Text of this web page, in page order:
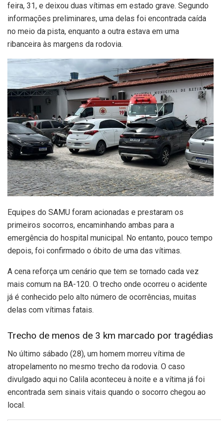
feira, 31, e deixou duas vítimas em estado grave. Segundo
informações preliminares, uma delas foi encontrada caída
no meio da pista, enquanto a outra estava em uma
ribanceira às margens da rodovia.
Equipes do SAMU foram acionadas e prestaram os
primeiros socorros, encaminhando ambas para a
emergência do hospital municipal. No entanto, pouco tempo
depois, foi confirmado o óbito de uma das vítimas.
A cena reforça um cenário que tem se tornado cada vez
mais comum na BA-120. O trecho onde ocorreu o acidente
já é conhecido pelo alto número de ocorrências, muitas
delas com vítimas fatais.
Trecho de menos de 3 km marcado por tragédias
No último sábado (28), um homem morreu vítima de
atropelamento no mesmo trecho da rodovia. O caso
divulgado aqui no Calila aconteceu à noite e a vítima já foi
encontrada sem sinais vitais quando o socorro chegou ao
local.